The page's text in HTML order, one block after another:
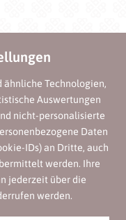
ähnliche Technologien,
Auswertungen
nicht-personalisierte
Daten
IDs) an Dritte, auch
werden. Ihre
jederzeit über die
werden.